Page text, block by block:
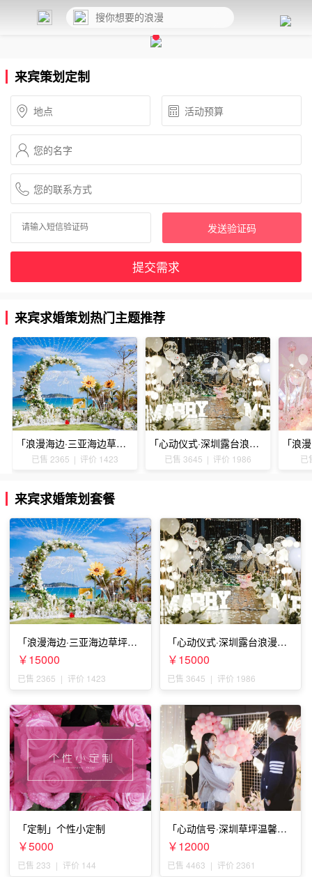
来宾策划定制
发送验证码
提交需求
来宾求婚策划热门主题推荐
「浪漫海边·三亚海边草坪浪漫求婚」
已售 2365 | 评价 1423
「心动仪式·深圳露台浪漫求婚」
已售 3645 | 评价 1986 已
来宾求婚策划套餐
「浪漫海边·三亚海边草坪浪
漫求婚」
￥15000
已售 2365 | 评价 1423
「心动仪式·深圳露台浪漫求
婚」
￥15000
已售 3645 | 评价 1986
「定制」个性小定制
￥5000
已售 233 | 评价 144
「心动信号·深圳草坪温馨求
婚」
￥12000
已售 4463 | 评价 2361